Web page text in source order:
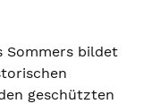
Sommers bildet
geschützten